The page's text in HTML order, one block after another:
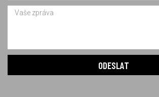
Message
ODESLAT